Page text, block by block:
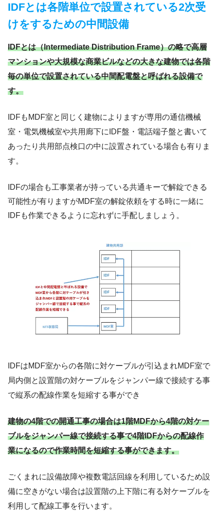
IDFとは各階単位で設置されている2次受
けをするための中間設備
IDFとは（Intermediate Distribution Frame）の略で高層
マンションや大規模な商業ビルなどの大きな建物では各階
毎の単位で設置されている中間配電盤と呼ばれる設備で
す。
IDFもMDF室と同じく建物によりますが専用の通信機械
室・電気機械室や共用廊下にIDF盤・電話端子盤と書いて
あったり共用部点検口の中に設置されている場合も有りま
す。
IDFの場合も工事業者が持っている共通キーで解錠できる
可能性が有りますがMDF室の解錠依頼をする時に一緒に
IDFも作業できるように忘れずに手配しましょう。
IDFはMDF室からの各階に対ケーブルが引込まれMDF室で
局内側と設置階の対ケーブルをジャンパー線で接続する事
で縦系の配線作業を短縮する事ができ
建物の4階での開通工事の場合は1階MDFから4階の対ケー
ブルをジャンパー線で接続する事で4階IDFからの配線作
業になるので作業時間を短縮する事ができます。
ごくまれに設備故障や複数電話回線を利用しているため設
備に空きがない場合は設置階の上下階に有る対ケーブルを
利用して配線工事を行います。